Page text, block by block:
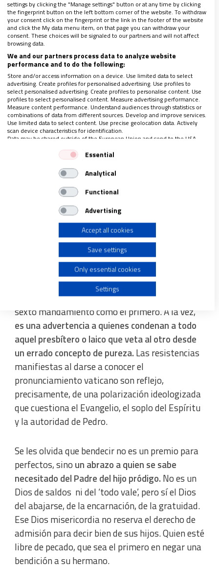
es incuestionable, en tanto que permite sacar
de la clandestinidad una realidad a la que hasta
ahora se juzgaba y se daba la espalda sin
ofrecer más respuesta oficial que un portazo.
Una incapacidad institucional para responder a
un vínculo de amor entre dos cristianos que se
saben seguidores de Jesús, aunque no cumplan
con los cánones establecidos en el catecismo.
El protocolo que presenta el Vaticano es un aval
para los sacerdotes que hasta ahora tenían que
bendecir ‘de tapadillo’ a estas parejas y para las
propias personas que se saben estigmatizadas,
en línea con esa obsesión dogmática de situar el
sexto mandamiento como el primero. A la vez,
es una advertencia a quienes condenan a todo
aquel presbítero o laico que veta al otro desde
un errado concepto de pureza. Las resistencias
manifiestas al darse a conocer el
pronunciamiento vaticano son reflejo,
precisamente, de una polarización ideologizada
que cuestiona el Evangelio, el soplo del Espíritu
y la autoridad de Pedro.
Se les olvida que bendecir no es un premio para
perfectos, sino un abrazo a quien se sabe
necesitado del Padre del hijo pródigo. No es un
Dios de saldos ni del ‘todo vale’, pero sí el Dios
del abajarse, de la encarnación, de la gratuidad.
Ese Dios misericordia no reserva el derecho de
admisión para decir bien de sus hijos. Quien esté
libre de pecado, que sea el primero en negar una
bendición a su hermano.
settings by clicking the "Manage settings" button or at any time by clicking
the fingerprint button on the left bottom corner of the website. To withdraw
your consent click on the fingerprint or the link in the footer of the website
and click the My data menu item, on that page you can withdraw your
consent. These choices will be signaled to our partners and will not affect
browsing data.
We and our partners process data to analyze website
performance and to do the following:
Store and/or access information on a device. Use limited data to select
advertising. Create profiles for personalised advertising. Use profiles to
select personalised advertising. Create profiles to personalise content. Use
profiles to select personalised content. Measure advertising performance.
Measure content performance. Understand audiences through statistics or
combinations of data from different sources. Develop and improve services.
Use limited data to select content. Use precise geolocation data. Actively
scan device characteristics for identification.
Data may be shared outside of the European Union and send to the USA.
Your consent and the cookie policy applies solely to this website/app.
View Partner List (1 IAB Vendors)
We use your data for the following purposes:
IAB processing purposes:
Use limited data to select advertising
Create profiles for personalised advertising
Use profiles to select personalised advertising
Create profiles to personalise content
Use profiles to select personalised content
Measure advertising performance
Measure content performance
Understand audiences through statistics or combinations
Develop and improve services
Use limited data to select content
IAB Special Features:
Use precise geolocation data
Identify devices based on information actively requested
Essential
Analytical
Functional
Advertising
Accept all cookies
Save settings
Only essential cookies
Settings